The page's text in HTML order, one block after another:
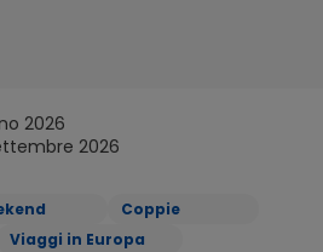
2026
2026
Coppie
Viaggi in Europa